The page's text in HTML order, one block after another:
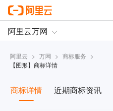
阿里云 > 万网 > 商标服务 >
【图形】商标详情
商标详情 近期商标资讯